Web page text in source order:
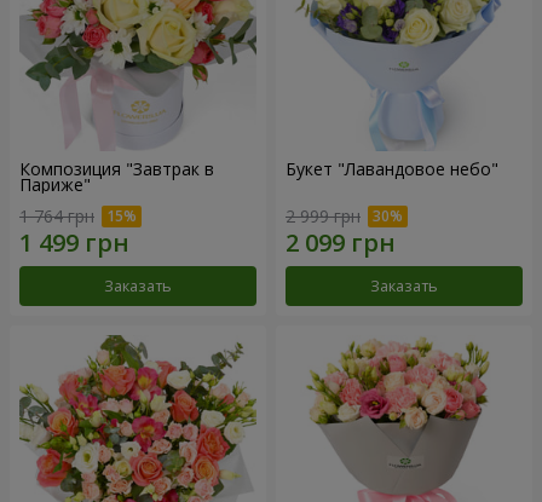
Композиция "Завтрак в
Париже"
1 764 грн
Заказать
Букет "Лавандовое небо"
2 999 грн
Заказать